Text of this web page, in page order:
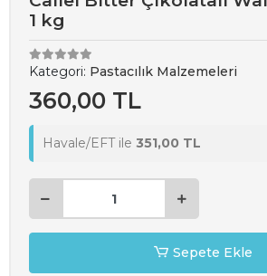
1 kg
Kategori: Pastacılık Malzemeleri
360,00 TL
Havale/EFT ile 351,00 TL
Sepete Ekle